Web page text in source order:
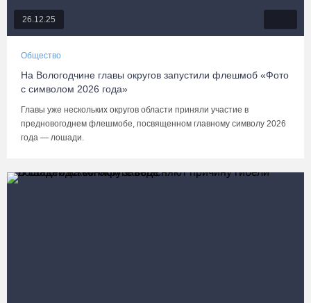
26.12.25
Общество
На Вологодчине главы округов запустили флешмоб «Фото
с символом 2026 года»
Главы уже нескольких округов области приняли участие в
предновогоднем флешмобе, посвященном главному символу 2026
года — лошади.